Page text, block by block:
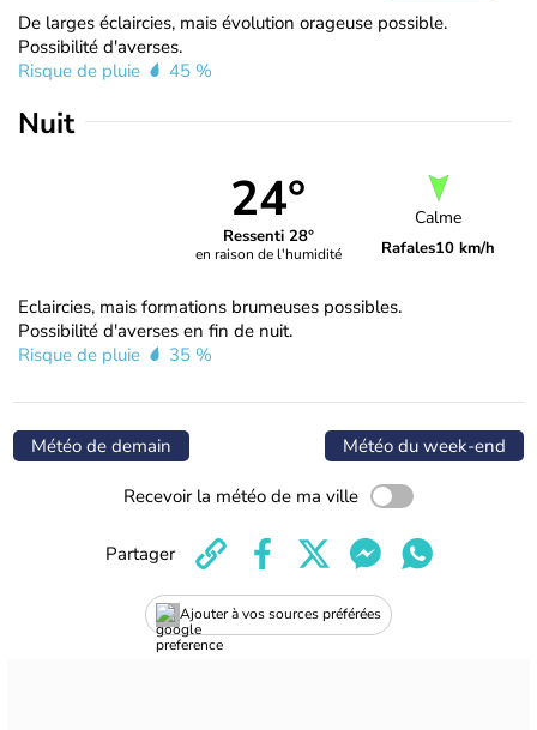
De larges éclaircies, mais évolution orageuse possible.
Possibilité d'averses.
Risque de pluie
45 %
Nuit
24°
Ressenti 28°
en raison de l'humidité
Calme
Rafales10 km/h
Eclaircies, mais formations brumeuses possibles.
Possibilité d'averses en fin de nuit.
Risque de pluie
35 %
Météo de demain Météo du week-end
Recevoir la météo de ma ville
Ajouter à vos sources préférées
Partager